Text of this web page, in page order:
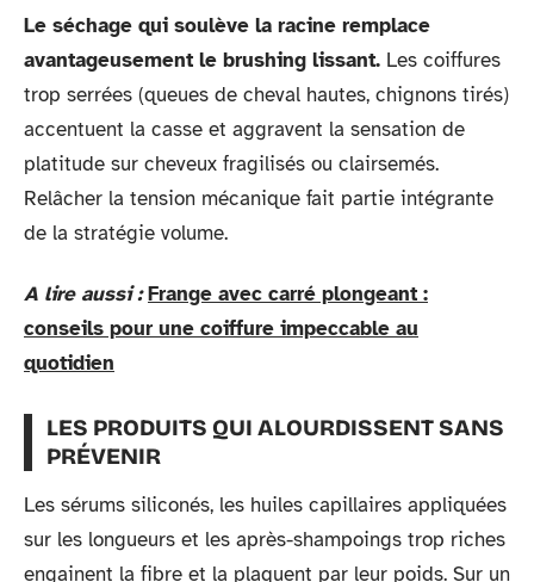
Le séchage qui soulève la racine remplace
avantageusement le brushing lissant. Les coiffures
trop serrées (queues de cheval hautes, chignons tirés)
accentuent la casse et aggravent la sensation de
platitude sur cheveux fragilisés ou clairsemés.
Relâcher la tension mécanique fait partie intégrante
de la stratégie volume.
A lire aussi : Frange avec carré plongeant :
conseils pour une coiffure impeccable au
quotidien
LES PRODUITS QUI ALOURDISSENT SANS
PRÉVENIR
Les sérums siliconés, les huiles capillaires appliquées
sur les longueurs et les après-shampoings trop riches
engainent la fibre et la plaquent par leur poids. Sur un